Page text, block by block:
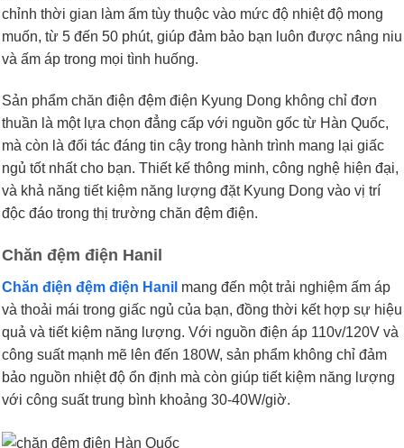
chỉnh thời gian làm ấm tùy thuộc vào mức độ nhiệt độ mong
muốn, từ 5 đến 50 phút, giúp đảm bảo bạn luôn được nâng niu
và ấm áp trong mọi tình huống.
Sản phẩm chăn điện đệm điện Kyung Dong không chỉ đơn
thuần là một lựa chọn đẳng cấp với nguồn gốc từ Hàn Quốc,
mà còn là đối tác đáng tin cậy trong hành trình mang lại giấc
ngủ tốt nhất cho bạn. Thiết kế thông minh, công nghệ hiện đại,
và khả năng tiết kiệm năng lượng đặt Kyung Dong vào vị trí
độc đáo trong thị trường chăn đệm điện.
Chăn đệm điện Hanil
Chăn điện đệm điện Hanil mang đến một trải nghiệm ấm áp
và thoải mái trong giấc ngủ của bạn, đồng thời kết hợp sự hiệu
quả và tiết kiệm năng lượng. Với nguồn điện áp 110v/120V và
công suất mạnh mẽ lên đến 180W, sản phẩm không chỉ đảm
bảo nguồn nhiệt độ ổn định mà còn giúp tiết kiệm năng lượng
với công suất trung bình khoảng 30-40W/giờ.